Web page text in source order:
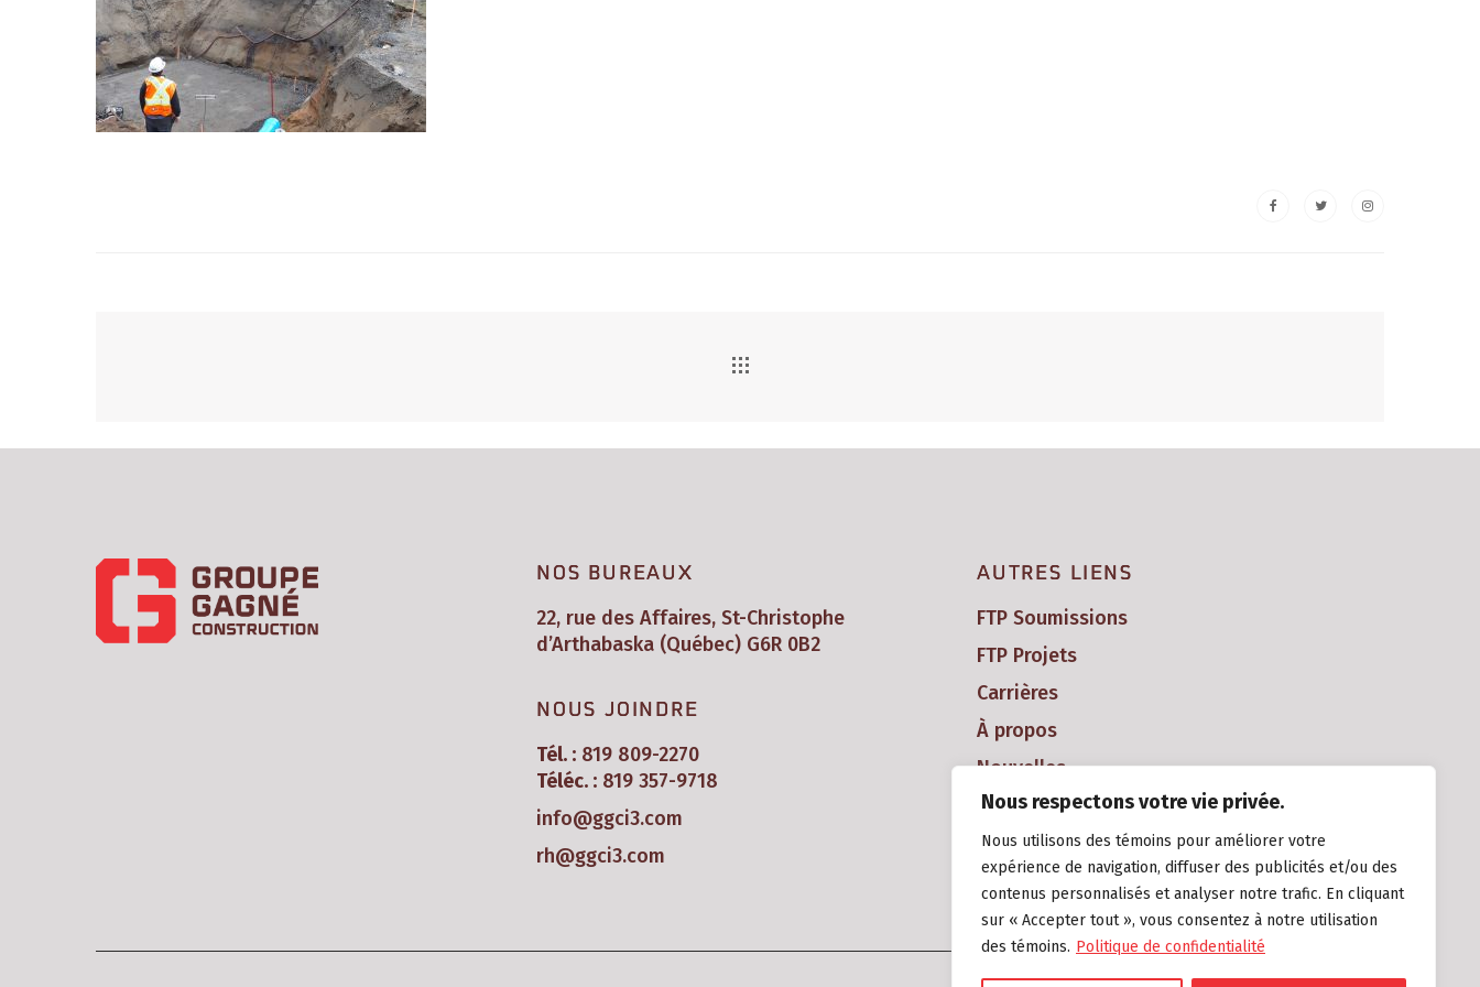
Nous respectons votre vie privée.
Nous utilisons des témoins pour améliorer votre
expérience de navigation, diffuser des publicités et/ou des
contenus personnalisés et analyser notre trafic. En cliquant
sur « Accepter tout », vous consentez à notre utilisation
des témoins. Politique de confidentialité
NOS BUREAUX
22, rue des Affaires, St-Christophe
d’Arthabaska (Québec) G6R 0B2
NOUS JOINDRE
Tél. : 819 809-2270
Téléc. : 819 357-9718
info@ggci3.com
rh@ggci3.com
AUTRES LIENS
FTP Soumissions
FTP Projets
Carrières
À propos
Nouvelles